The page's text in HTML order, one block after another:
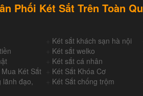
Phối Két Sắt Trên Toàn
Két sắt khách sạn hà nội
Két sắt welko
Két sắt cá nhân
Két Sắt Két Sắt Khóa Cơ
lãnh đạo,
Két Sắt chống trộm